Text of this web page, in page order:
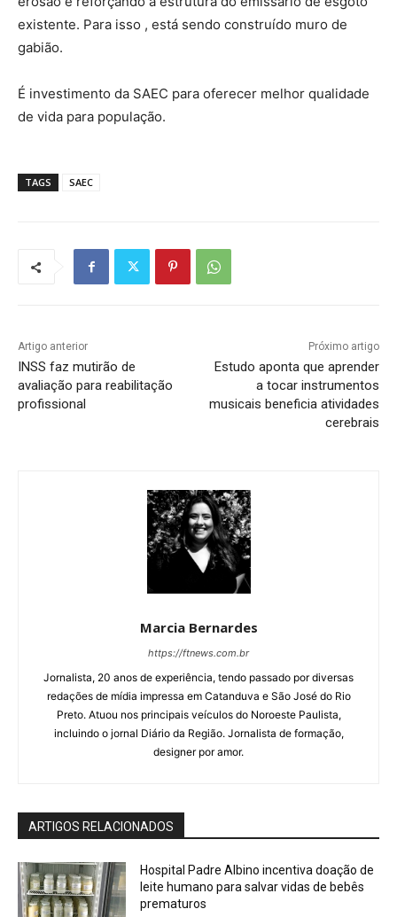
existente. Para isso , está sendo construído muro de
gabião.
É investimento da SAEC para oferecer melhor qualidade
de vida para população.
TAGS SAEC
Artigo anterior
INSS faz mutirão de
avaliação para reabilitação
profissional
Próximo artigo
Estudo aponta que aprender
a tocar instrumentos
musicais beneficia atividades
cerebrais
Marcia Bernardes
https://ftnews.com.br
Jornalista, 20 anos de experiência, tendo passado por diversas
redações de mídia impressa em Catanduva e São José do Rio
Preto. Atuou nos principais veículos do Noroeste Paulista,
incluindo o jornal Diário da Região. Jornalista de formação,
designer por amor.
ARTIGOS RELACIONADOS
Hospital Padre Albino incentiva doação de
leite humano para salvar vidas de bebês
prematuros